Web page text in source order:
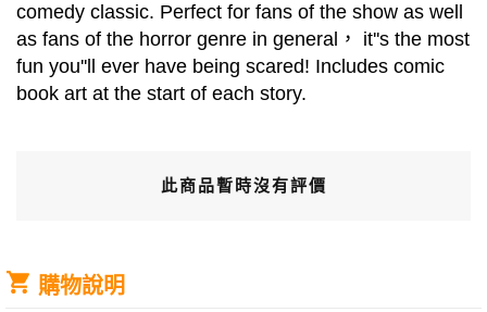
comedy classic. Perfect for fans of the show as well
as fans of the horror genre in general， it''s the most
fun you''ll ever have being scared! Includes comic
book art at the start of each story.
此商品暫時沒有評價
購物說明